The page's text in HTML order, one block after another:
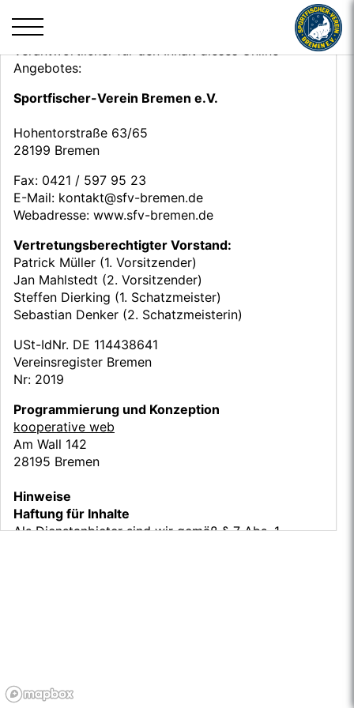
×
Impressum
Verantwortlicher für den Inhalt dieses Online-
Angebotes:
Sportfischer-Verein Bremen e.V.
Hohentorstraße 63/65
28199 Bremen
Fax: 0421 / 597 95 23
E-Mail: kontakt@sfv-bremen.de
Webadresse: www.sfv-bremen.de
Vertretungsberechtigter Vorstand:
Patrick Müller (1. Vorsitzender)
Jan Mahlstedt (2. Vorsitzender)
Steffen Dierking (1. Schatzmeister)
Sebastian Denker (2. Schatzmeisterin)
USt-IdNr. DE 114438641
Vereinsregister Bremen
Nr: 2019
Programmierung und Konzeption
kooperative web
Am Wall 142
28195 Bremen
Hinweise
Haftung für Inhalte
Als Dienstanbieter sind wir gemäß § 7 Abs. 1
Haftung ist erst nach Bekanntwerden der
rechtswidrigen Inhalte möglich.